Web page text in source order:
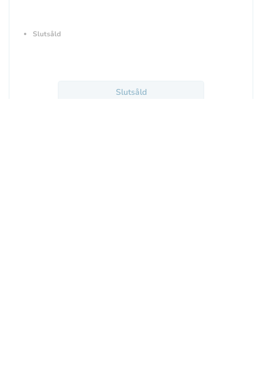
Slutsåld
Slutsåld